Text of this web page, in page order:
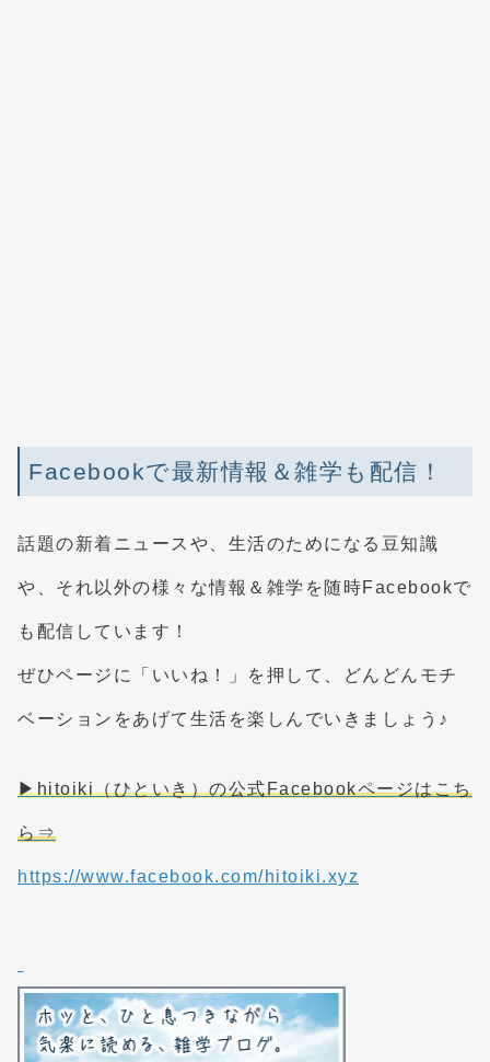
Facebookで最新情報＆雑学も配信！
話題の新着ニュースや、生活のためになる豆知識
や、それ以外の様々な情報＆雑学を随時Facebookで
も配信しています！
ぜひページに「いいね！」を押して、どんどんモチ
ベーションをあげて生活を楽しんでいきましょう♪
▶hitoiki（ひといき）の公式Facebookページはこち
ら⇒
https://www.facebook.com/hitoiki.xyz